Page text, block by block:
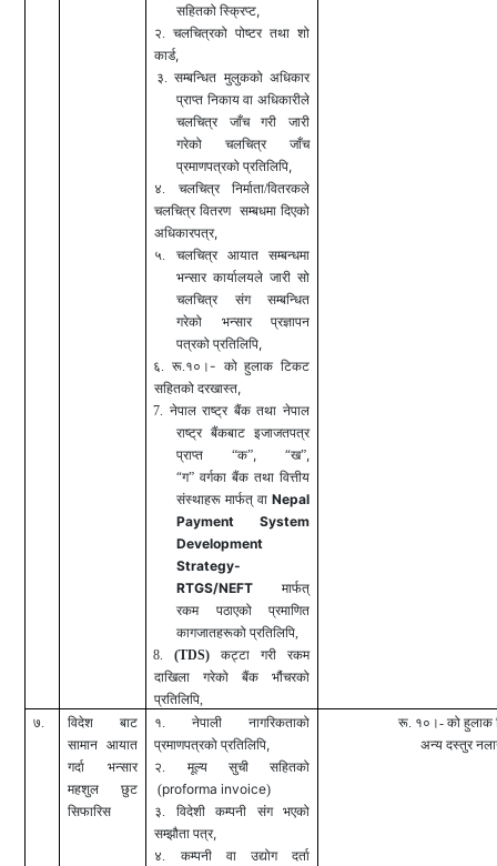
सहितको स्क्रिप्ट,
२. चलचित्रको पोष्टर तथा शो
कार्ड,
३. सम्बन्धित मुलुकको अधिकार
प्राप्त निकाय वा अधिकारीले
चलचित्र जाँच गरी जारी
गरेको चलचित्र जाँच
प्रमाणपत्रको प्रतिलिपि,
४. चलचित्र निर्माता/वितरकले
चलचित्र वितरण सम्बधमा दिएको
अधिकारपत्र,
५. चलचित्र आयात सम्बन्धमा
भन्सार कार्यालयले जारी सो
चलचित्र संग सम्बन्धित
गरेको भन्सार प्रज्ञापन
पत्रको प्रतिलिपि,
६. रू.१०।- को हुलाक टिकट
सहितको दरखास्त,
7. नेपाल राष्ट्र बैंक तथा नेपाल
राष्ट्र बैंकबाट इजाजतपत्र
प्राप्त“क”, “ख”,
“ग” वर्गका बैंक तथा वित्तीय
संस्थाहरू मार्फत् वा Nepal
Payment System
Development
Strategy-
RTGS/NEFT
मार्फत्
रकम पठाएको प्रमाणित
कागजातहरूको प्रतिलिपि,
8.(TDS)
कट्टा गरी रकम
दाखिला गरेको बैंक भौंचरको
प्रतिलिपि,
७.
विदेश बाट
सामान आयात
गर्दा भन्सार
महशुल छुट
सिफारिस
१. नेपाली नागरिकताको
प्रमाणपत्रको प्रतिलिपि,
२. मूल्य सुची सहितको
(proforma invoice)
३. विदेशी कम्पनी संग भएको
सम्झौता पत्र,
४. कम्पनी वा उद्योग दर्ता
रू. १०।- को हुलाक
अन्य दस्तुर